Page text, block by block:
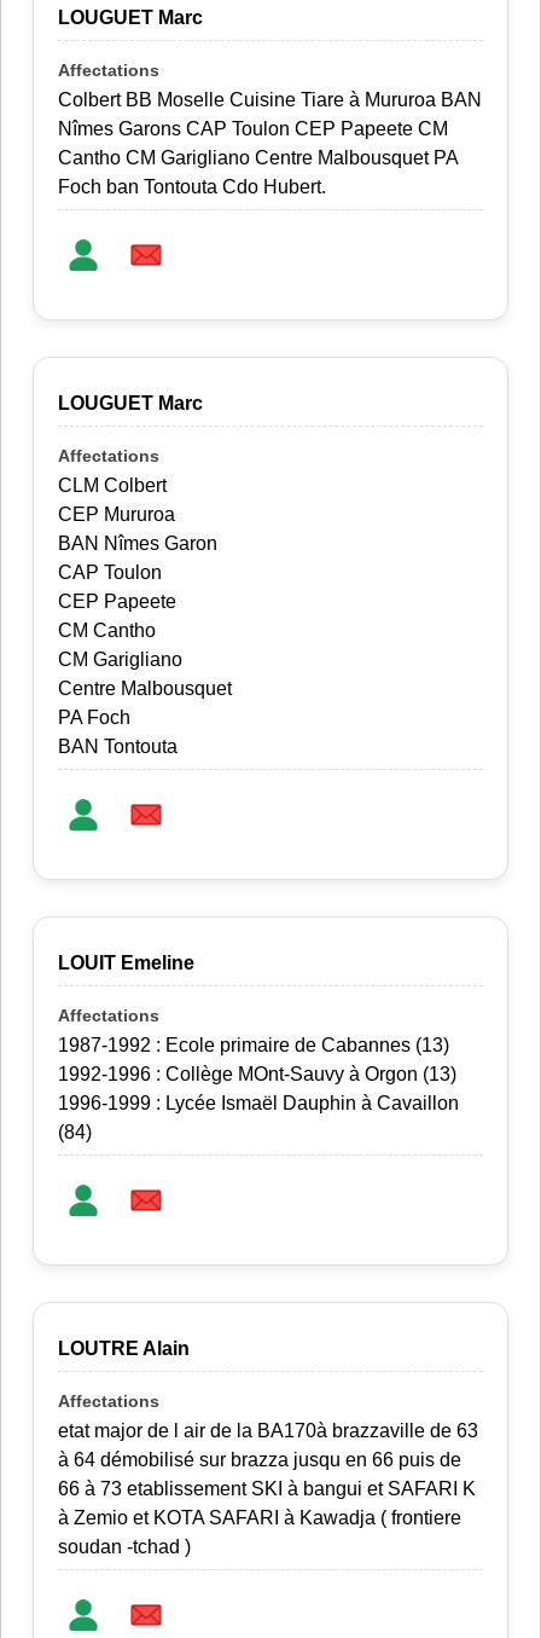
LOUGUET Marc
Colbert BB Moselle Cuisine Tiare à Mururoa BAN
Nîmes Garons CAP Toulon CEP Papeete CM
Cantho CM Garigliano Centre Malbousquet PA
Foch ban Tontouta Cdo Hubert.
LOUGUET Marc
CLM Colbert
CEP Mururoa
BAN Nîmes Garon
CAP Toulon
CEP Papeete
CM Cantho
CM Garigliano
Centre Malbousquet
PA Foch
BAN Tontouta
LOUIT Emeline
1987-1992 : Ecole primaire de Cabannes (13)
1992-1996 : Collège MOnt-Sauvy à Orgon (13)
1996-1999 : Lycée Ismaël Dauphin à Cavaillon
(84)
LOUTRE Alain
etat major de l air de la BA170à brazzaville de 63
à 64 démobilisé sur brazza jusqu en 66 puis de
66 à 73 etablissement SKI à bangui et SAFARI K
à Zemio et KOTA SAFARI à Kawadja ( frontiere
soudan -tchad )